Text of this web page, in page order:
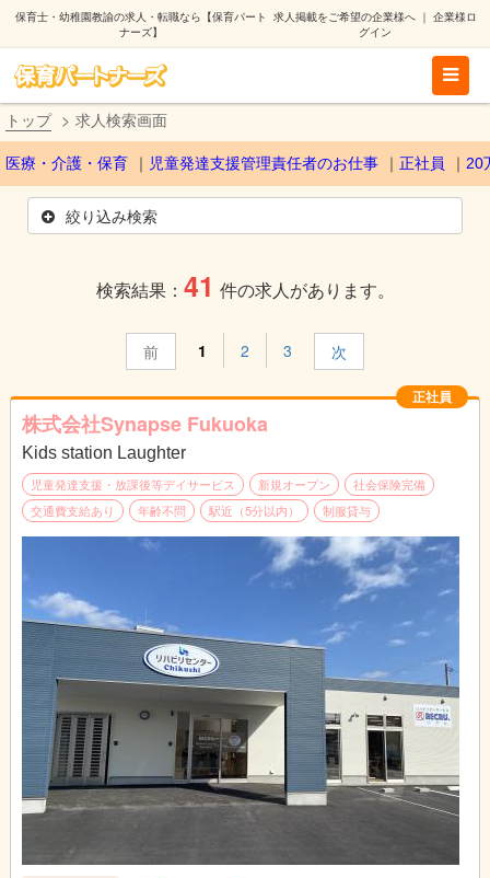
保育士・幼稚園教諭の求人・転職なら【保育パート
ナーズ】
求人掲載をご希望の企業様へ｜ 企業様ロ
グイン
トップ 求人検索画面
医療・介護・保育 児童発達支援管理責任者のお仕事 正社員 20
絞り込み検索
検索結果： 41 件の求人があります。
前 1 2 3 次
正社員
株式会社Synapse Fukuoka
Kids station Laughter
児童発達支援・放課後等デイサービス 新規オープン
社会保険完備
交通費支給あり
年齢不問 駅近（5分以内） 制服貸与